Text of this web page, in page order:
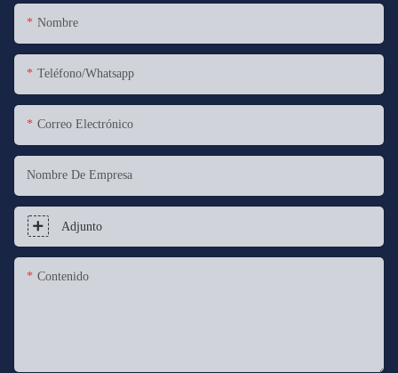
Nombre
Teléfono/whatsapp
Correo Electrónico
Nombre De Empresa
Adjunto
Contenido